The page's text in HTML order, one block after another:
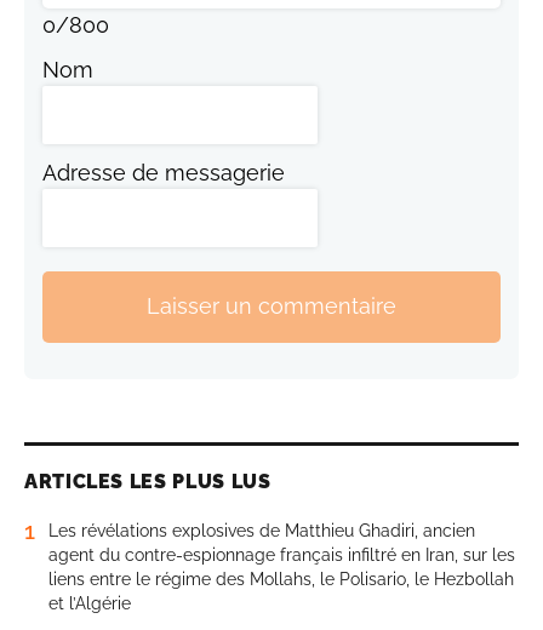
0/800
Nom
Adresse de messagerie
Laisser un commentaire
ARTICLES LES PLUS LUS
1
Les révélations explosives de Matthieu Ghadiri, ancien
agent du contre-espionnage français infiltré en Iran, sur les
liens entre le régime des Mollahs, le Polisario, le Hezbollah
et l’Algérie